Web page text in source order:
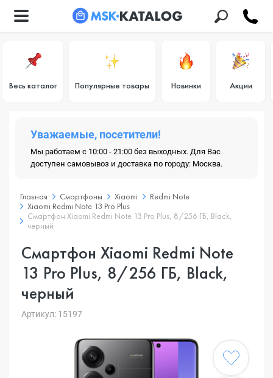
Весь каталог Популярные товары Новинки Акции
Уважаемые, посетители!
Мы работаем с 10:00 - 21:00 без выходных. Для Вас
доступен самовывоз и доставка по городу: Москва.
Главная Смартфоны Xiaomi
Redmi Note
Xiaomi Redmi Note 13 Pro Plus
Смартфон Xiaomi Redmi Note 13 Pro Plus, 8/256 ГБ, Black,
черный
Смартфон Xiaomi Redmi Note
13 Pro Plus, 8/256 ГБ, Black,
черный
Артикул: 15197